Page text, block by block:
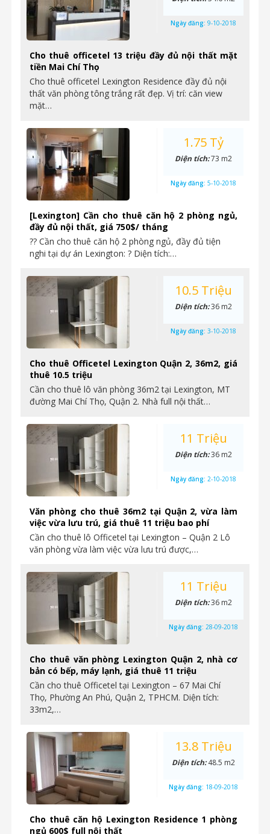
Cho thuê officetel 13 triệu đầy đủ nội thất mặt
tiền Mai Chí Thọ
Cho thuê officetel Lexington Residence đầy đủ nội
thất văn phòng tông trắng rất đẹp. Vị trí: căn view
mặt…
Ngày đăng: 9-10-2018
[Lexington] Cần cho thuê căn hộ 2 phòng ngủ,
đầy đủ nội thất, giá 750$/ tháng
?? Cần cho thuê căn hộ 2 phòng ngủ, đầy đủ tiện
nghi tại dự án Lexington: ? Diện tích:…
1.75 Tỷ
Diện tích:73 m2
Ngày đăng: 5-10-2018
Cho thuê Officetel Lexington Quận 2, 36m2, giá
thuê 10.5 triệu
Cần cho thuê lô văn phòng 36m2 tại Lexington, MT
đường Mai Chí Thọ, Quận 2. Nhà full nội thất…
10.5 Triệu
Diện tích:36 m2
Ngày đăng: 3-10-2018
Văn phòng cho thuê 36m2 tại Quận 2, vừa làm
việc vừa lưu trú, giá thuê 11 triệu bao phí
Cần cho thuê lô Officetel tại Lexington – Quận 2 Lô
văn phòng vừa làm việc vừa lưu trú được,…
11 Triệu
Diện tích:36 m2
Ngày đăng: 2-10-2018
Cho thuê văn phòng Lexington Quận 2, nhà cơ
bản có bếp, máy lạnh, giá thuê 11 triệu
Cần cho thuê Officetel tại Lexington – 67 Mai Chí
Thọ, Phường An Phú, Quận 2, TPHCM. Diện tích:
33m2,…
11 Triệu
Diện tích:36 m2
Ngày đăng: 28-09-2018
Cho thuê căn hộ Lexington Residence 1 phòng
ngủ 600$ full nội thất
13.8 Triệu
Diện tích:48.5 m2
Ngày đăng: 18-09-2018